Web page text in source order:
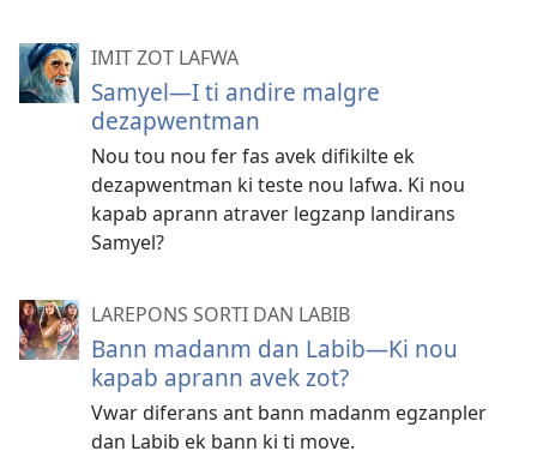
IMIT ZOT LAFWA
Samyel—I ti andire malgre
dezapwentman
Nou tou nou fer fas avek difikilte ek
dezapwentman ki teste nou lafwa. Ki nou
kapab aprann atraver legzanp landirans
Samyel?
LAREPONS SORTI DAN LABIB
Bann madanm dan Labib​—Ki nou
kapab aprann avek zot?
Vwar diferans ant bann madanm egzanpler
dan Labib ek bann ki ti move.